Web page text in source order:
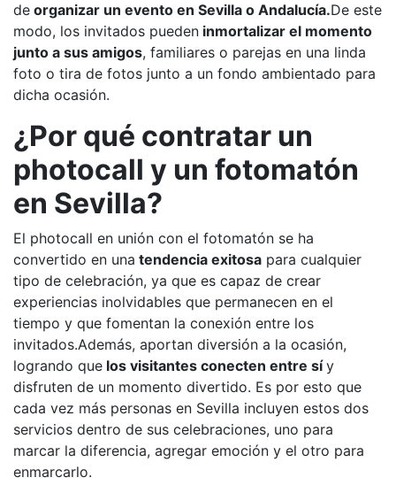
de organizar un evento en Sevilla o Andalucía.De este
modo, los invitados pueden inmortalizar el momento
junto a sus amigos, familiares o parejas en una linda
foto o tira de fotos junto a un fondo ambientado para
dicha ocasión.
¿Por qué contratar un
photocall y un fotomatón
en Sevilla?
El photocall en unión con el fotomatón se ha
convertido en una tendencia exitosa para cualquier
tipo de celebración, ya que es capaz de crear
experiencias inolvidables que permanecen en el
tiempo y que fomentan la conexión entre los
invitados.Además, aportan diversión a la ocasión,
logrando que los visitantes conecten entre síy
disfruten de un momento divertido. Es por esto que
cada vez más personas en Sevilla incluyen estos dos
servicios dentro de sus celebraciones, uno para
marcar la diferencia, agregar emoción y el otro para
enmarcarlo.